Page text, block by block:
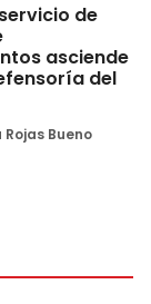
de
asciende
del
Bueno